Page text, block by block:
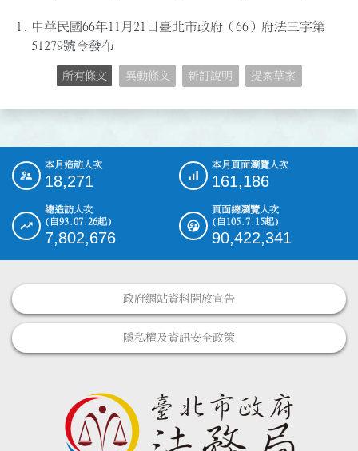
1.
中華民國66年11月21日臺北市政府（66）府法三字第
51279號令發布
所有條文 異動條文 新訂說明 提案草案
::: 本月造訪人次
18,271
本月頁面瀏覽人次
161,186
總造訪人次
(自93.07.26起)
7,802,676
頁面總瀏覽人次
(自105.7.15起)
90,422,341
政府網站資料開放宣告
隱私權及資訊安全政策